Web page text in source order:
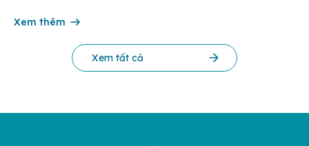
hiểu rõ […]
Xem thêm
Xem tất cả